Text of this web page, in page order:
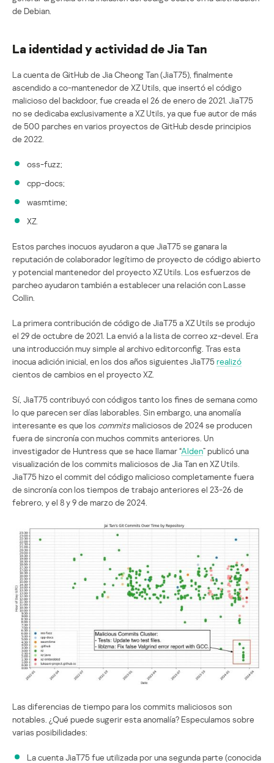
de Debian.
La identidad y actividad de Jia Tan
La cuenta de GitHub de Jia Cheong Tan (JiaT75), finalmente
ascendido a co-mantenedor de XZ Utils, que insertó el código
malicioso del backdoor, fue creada el 26 de enero de 2021. JiaT75
no se dedicaba exclusivamente a XZ Utils, ya que fue autor de más
de 500 parches en varios proyectos de GitHub desde principios
de 2022.
oss-fuzz;
cpp-docs;
wasmtime;
XZ.
Estos parches inocuos ayudaron a que JiaT75 se ganara la
reputación de colaborador legítimo de proyecto de código abierto
y potencial mantenedor del proyecto XZ Utils. Los esfuerzos de
parcheo ayudaron también a establecer una relación con Lasse
Collin.
La primera contribución de código de JiaT75 a XZ Utils se produjo
el 29 de octubre de 2021. La envió a la lista de correo xz-devel. Era
una introducción muy simple al archivo editorconfig. Tras esta
inocua adición inicial, en los dos años siguientes JiaT75realizó
cientos de cambios en el proyecto XZ.
Sí, JiaT75 contribuyó con códigos tanto los fines de semana como
lo que parecen ser días laborables. Sin embargo, una anomalía
interesante es que los commitsmaliciosos de 2024 se producen
fuera de sincronía con muchos commits anteriores. Un
investigador de Huntress que se hace llamar “Alden” publicó una
visualización de los commits maliciosos de Jia Tan en XZ Utils.
JiaT75 hizo el commit del código malicioso completamente fuera
de sincronía con los tiempos de trabajo anteriores el 23-26 de
febrero, y el 8 y 9 de marzo de 2024.
Las diferencias de tiempo para los commits maliciosos son
notables. ¿Qué puede sugerir esta anomalía? Especulamos sobre
varias posibilidades:
La cuenta JiaT75 fue utilizada por una segunda parte (conocida